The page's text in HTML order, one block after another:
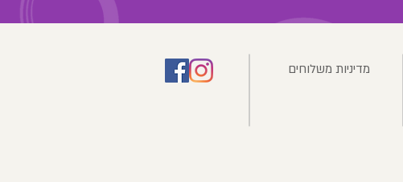
מדיניות משלוחים